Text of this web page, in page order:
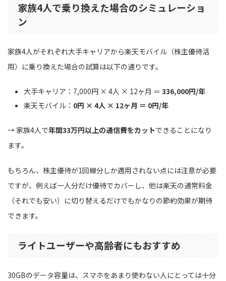
家族4人で乗り換えた場合のシミュレーショ
ン
家族4人がそれぞれ大手キャリアから楽天モバイル（株主優待活
用）に乗り換えた場合の試算は以下の通りです。
大手キャリア：7,000円 × 4人 × 12ヶ月 ＝ 336,000円/年
楽天モバイル： 0円 × 4人 × 12ヶ月 ＝ 0円/年
→ 家族4人で年間33万円以上の通信費をカットできることになり
ます。
もちろん、株主優待が1回線分しか適用されない点には注意が必要
ですが、例えば一人分だけ優待でカバーし、他は楽天の通常料金
（それでも安い）に切り替えるだけでもかなりの節約効果が期待
できます。
ライトユーザーや高齢者にもおすすめ
30GBのデータ容量は、スマホをあまり使わない人にとっては十分